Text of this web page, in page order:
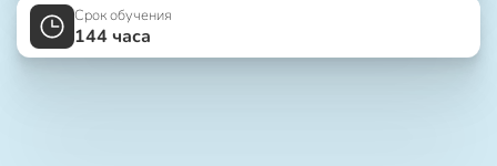
Срок обучения
144 часа